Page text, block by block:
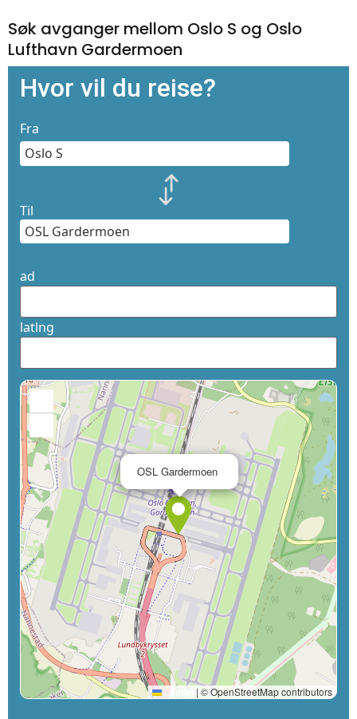
Søk avganger mellom Oslo S og Oslo
Lufthavn Gardermoen
Hvor vil du reise?
Fra
Til
ad
latlng
OSL Gardermoen
Leaflet | © OpenStreetMap contributors